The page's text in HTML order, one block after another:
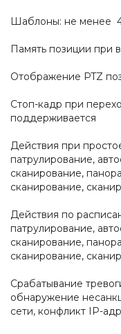
Шаблоны: не менее
Память позиции
Отображение PTZ
Стоп-кадр при
поддерживается
Действия при
патрулирование,
сканирование,
сканирование,
Действия по
патрулирование,
сканирование,
сканирование,
Срабатывание
обнаружение
сети, конфликт IP-